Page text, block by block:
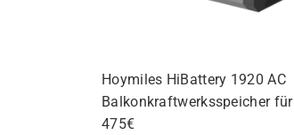
Hoymiles HiBattery 1920 AC
Balkonkraftwerksspeicher für
475€